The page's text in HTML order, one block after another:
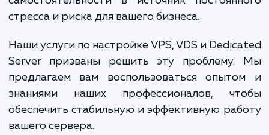
конфигурации и
возможные ошибки и
безопасностью могут превратить
стремление к
самостоятельности в источник
стресса и риска для вашего бизнеса.
Наши услуги по настройке VPS, VDS и